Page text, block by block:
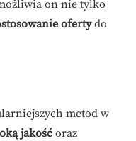
on nie tylko
ofertydo
metod w
jakośćoraz